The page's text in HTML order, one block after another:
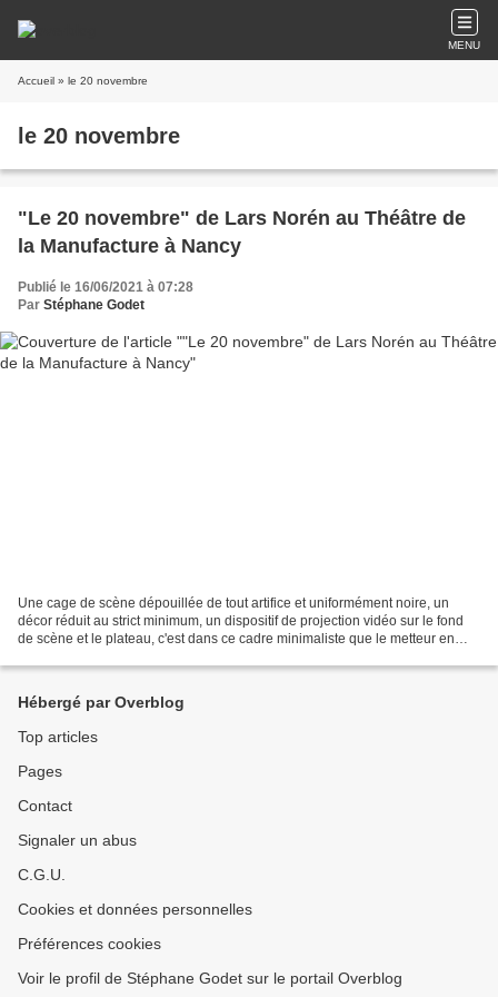
MENU
Accueil » le 20 novembre
le 20 novembre
"Le 20 novembre" de Lars Norén au Théâtre de
la Manufacture à Nancy
Publié le 16/06/2021 à 07:28
Par Stéphane Godet
Une cage de scène dépouillée de tout artifice et uniformément noire, un
décor réduit au strict minimum, un dispositif de projection vidéo sur le fond
de scène et le plateau, c'est dans ce cadre minimaliste que le metteur en
Hébergé par Overblog
Top articles
Pages
Contact
Signaler un abus
C.G.U.
Cookies et données personnelles
Préférences cookies
Voir le profil de Stéphane Godet sur le portail Overblog